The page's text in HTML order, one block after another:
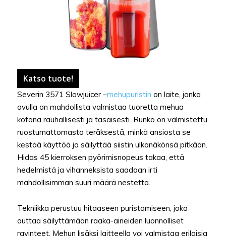
Katso tuote!
Severin 3571 Slowjuicer –mehupuristin on laite, jonka
avulla on mahdollista valmistaa tuoretta mehua
kotona rauhallisesti ja tasaisesti. Runko on valmistettu
ruostumattomasta teräksestä, minkä ansiosta se
kestää käyttöä ja säilyttää siistin ulkonäkönsä pitkään.
Hidas 45 kierroksen pyörimisnopeus takaa, että
hedelmistä ja vihanneksista saadaan irti
mahdollisimman suuri määrä nestettä.
Tekniikka perustuu hitaaseen puristamiseen, joka
auttaa säilyttämään raaka-aineiden luonnolliset
ravinteet. Mehun lisäksi laitteella voi valmistaa erilaisia